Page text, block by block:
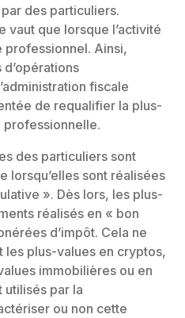
des particuliers.
vaut que lorsque l’activité
professionnel. Ainsi,
fiscale
de requalifier la plus-
professionnelle.
des particuliers sont
lorsqu’elles sont réalisées
». Dès lors, les plus-
réalisés en « bon
d’impôt. Cela ne
les plus-values en cryptos,
immobilières ou en
utilisés par la
ou non cette